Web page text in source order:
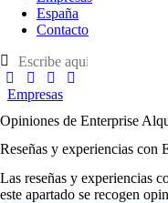
España
Contacto
Empresas
Opiniones de Enterprise
Reseñas y experiencias con
Las reseñas y experiencias
este apartado se recogen